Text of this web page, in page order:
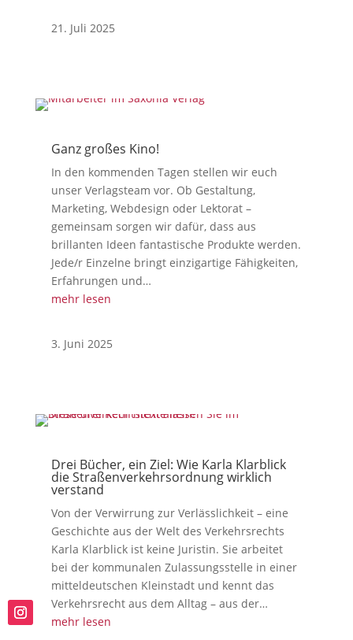
21. Juli 2025
Ganz großes Kino!
In den kommenden Tagen stellen wir euch
unser Verlagsteam vor. Ob Gestaltung,
Marketing, Webdesign oder Lektorat –
gemeinsam sorgen wir dafür, dass aus
brillanten Ideen fantastische Produkte werden.
Jede/r Einzelne bringt einzigartige Fähigkeiten,
Erfahrungen und…
mehr lesen
3. Juni 2025
Drei Bücher, ein Ziel: Wie Karla Klarblick
die Straßenverkehrsordnung wirklich
verstand
Von der Verwirrung zur Verlässlichkeit – eine
Geschichte aus der Welt des Verkehrsrechts
Karla Klarblick ist keine Juristin. Sie arbeitet
bei der kommunalen Zulassungsstelle in einer
mitteldeutschen Kleinstadt und kennt das
Verkehrsrecht aus dem Alltag – aus der…
mehr lesen